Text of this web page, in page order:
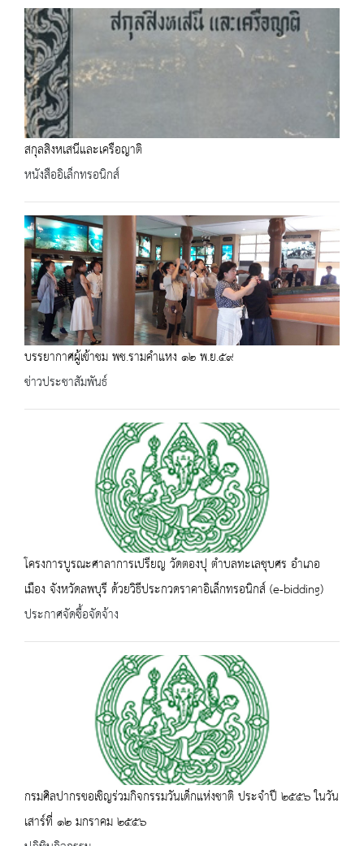
สกุลสิงหเสนีและเครือญาติ
หนังสืออิเล็กทรอนิกส์
บรรยากาศผู้เข้าชม พช.รามคำแหง ๑๒ พ.ย.๕๙
ข่าวประชาสัมพันธ์
โครงการบูรณะศาลาการเปรียญ วัดตองปุ ตำบลทะเลชุบศร อำเภอ
เมือง จังหวัดลพบุรี ด้วยวิธีประกวดราคาอิเล็กทรอนิกส์ (e-bidding)
ประกาศจัดซื้อจัดจ้าง
กรมศิลปากรขอเชิญร่วมกิจกรรมวันเด็กแห่งชาติ ประจำปี ๒๕๕๖ ในวัน
เสาร์ที่ ๑๒ มกราคม ๒๕๕๖